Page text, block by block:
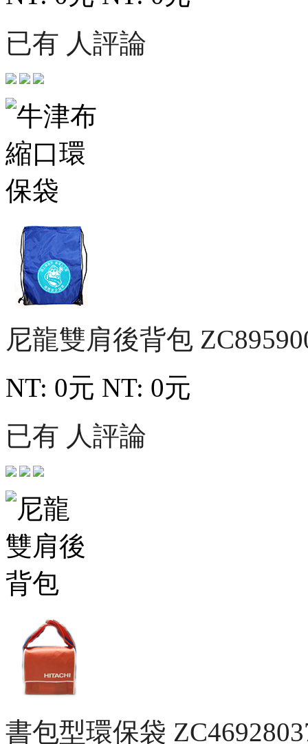
已有 人評論
尼龍雙肩後背包
NT: 0元 NT: 0元
已有 人評論
書包型環保袋